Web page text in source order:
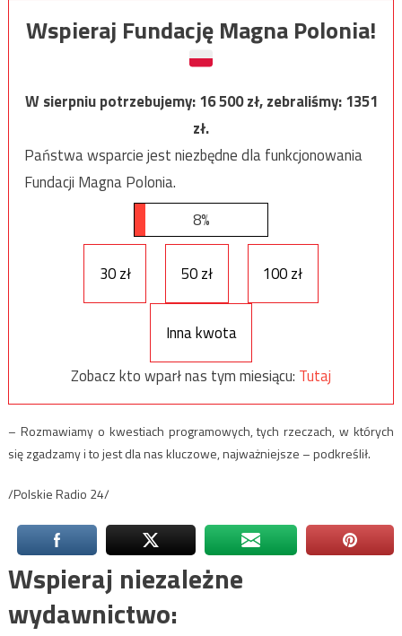
Wspieraj Fundację Magna Polonia!
W sierpniu potrzebujemy:16 500zł, zebraliśmy:1351
zł.
Państwa wsparcie jest niezbędne dla funkcjonowania
Fundacji Magna Polonia.
8%
30 zł 50 zł 100 zł
Inna kwota
Zobacz kto wparł nas tym miesiącu: Tutaj
– Rozmawiamy o kwestiach programowych, tych rzeczach, w których
się zgadzamy i to jest dla nas kluczowe, najważniejsze – podkreślił.
/Polskie Radio 24/
Wspieraj niezależne
wydawnictwo: